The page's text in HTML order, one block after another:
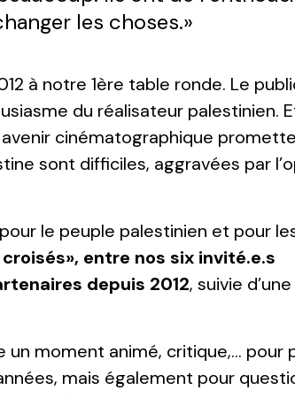
les choses.»
à notre 1ère table ronde. Le
du réalisateur palestinien.
cinématographique
sont difficiles, aggravées par
le peuple palestinien et pour
entre nos six invité.e.s
depuis 2012, suivie
moment animé, critique,… pour
mais également pour